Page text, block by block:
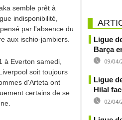
semble prêt à
indisponibilité,
par l'absence du
aux ischio-jambiers.
à Everton samedi,
soit toujours
d'Arteta ont
certains de se
Ligue
Barça
09/04/
Ligue
Hilal
02/04/